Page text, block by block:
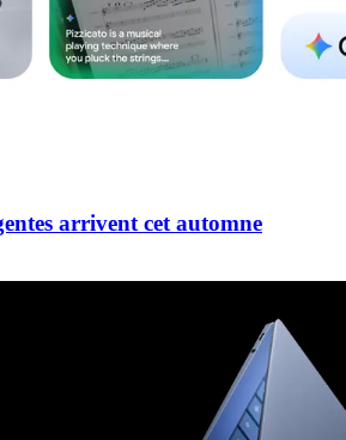
arrivent cet automne